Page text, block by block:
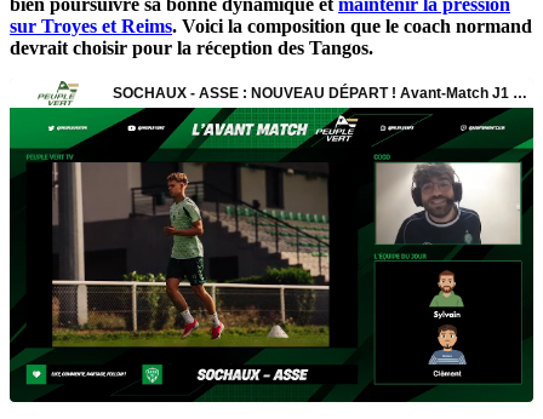
sur Troyes et Reims. Voici la composition que le coach normand
devrait choisir pour la réception des Tangos.